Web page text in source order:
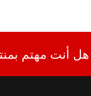
هل أنت مهتم